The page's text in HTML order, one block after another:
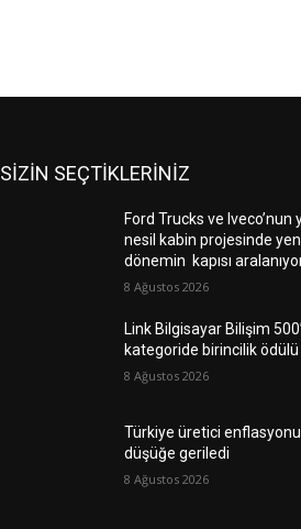
SİZİN SEÇTİKLERİNİZ
Ford Trucks ve Iveco’nun
nesil kabin projesinde
dönemin kapısı
8 Ağustos 2026
Link Bilgisayar Bilişim
kategoride birincilik ödülü
8 Ağustos 2026
Türkiye üretici enflasyonu
düşüğe geriledi
8 Ağustos 2026